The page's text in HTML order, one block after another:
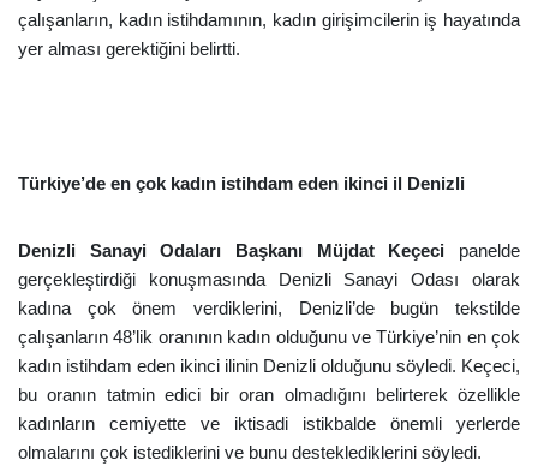
çalışanların, kadın istihdamının, kadın girişimcilerin iş hayatında
yer alması gerektiğini belirtti.
Türkiye’de en çok kadın istihdam eden ikinci il Denizli
Denizli Sanayi Odaları Başkanı Müjdat Keçeci panelde
gerçekleştirdiği konuşmasında
Denizli Sanayi Odası olarak
kadına çok önem verdiklerini, Denizli’de bugün tekstilde
çalışanların 48’lik oranının kadın olduğunu ve Türkiye’nin en çok
kadın istihdam eden ikinci ilinin Denizli olduğunu söyledi. Keçeci,
bu oranın tatmin edici bir oran olmadığını belirterek özellikle
kadınların cemiyette ve iktisadi istikbalde önemli yerlerde
olmalarını çok istediklerini ve bunu desteklediklerini söyledi.